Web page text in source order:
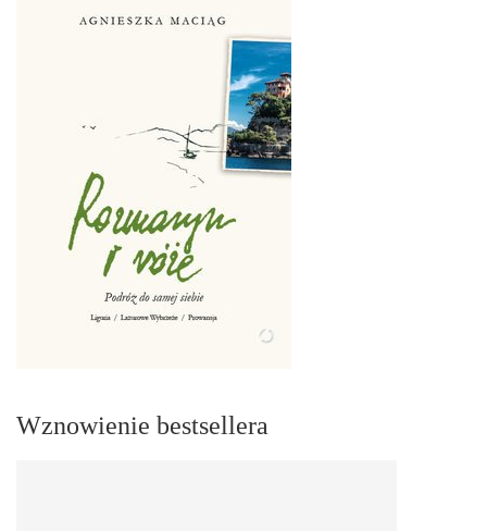
Wznowienie bestsellera